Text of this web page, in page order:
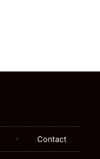
Contact